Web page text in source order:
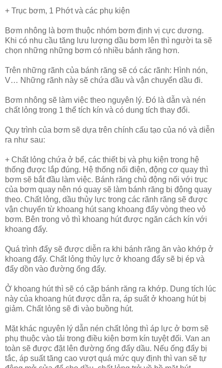
+ Trục bơm, 1 Phớt và các phụ kiện
Bơm nhông là bơm thuộc nhóm bơm định vị cực dương.
Khi có nhu cầu tăng lưu lượng dầu bơm lên thì người ta sẽ
chọn những những bơm có nhiều bánh răng hơn.
Trên những rãnh của bánh răng sẽ có các rãnh: Hình nón,
V… Những rãnh này sẽ chứa dầu và vận chuyển dầu đi.
Bơm nhông sẽ làm việc theo nguyên lý. Đó là dẫn và nén
chất lỏng trong 1 thể tích kín và có dung tích thay đổi.
Quy trình của bơm sẽ dựa trên chính cấu tạo của nó và diễn
ra như sau:
+ Chất lỏng chứa ở bể, các thiết bị và phụ kiện trong hệ
thống được lắp đúng. Hệ thống nối điện, động cơ quay thì
bơm sẽ bắt đầu làm việc. Bánh răng chủ động nối với trục
của bơm quay nên nó quay sẽ làm bánh răng bị động quay
theo. Chất lỏng, dầu thủy lực trong các rãnh răng sẽ được
vận chuyển từ khoang hút sang khoang đẩy vòng theo vỏ
bơm. Bên trong vỏ thì khoang hút được ngăn cách kín với
khoang đẩy.
Quá trình đẩy sẽ được diễn ra khi bánh răng ăn vào khớp ở
khoang đẩy. Chất lỏng thủy lực ở khoang đẩy sẽ bị ép và
đẩy dồn vào đường ống đẩy.
Ở khoang hút thì sẽ có cặp bánh răng ra khớp. Dung tích lúc
này của khoang hút được dẫn ra, áp suất ở khoang hút bị
giảm. Chất lỏng sẽ đi vào buồng hút.
Mặt khác nguyên lý dẫn nén chất lỏng thì áp lực ở bơm sẽ
phụ thuộc vào tải trong điều kiện bơm kín tuyệt đối. Van an
toàn sẽ được đặt lên đường ống đẩy dầu. Nếu ống đẩy bị
tắc, áp suất tăng cao vượt quá mức quy định thì van sẽ tự